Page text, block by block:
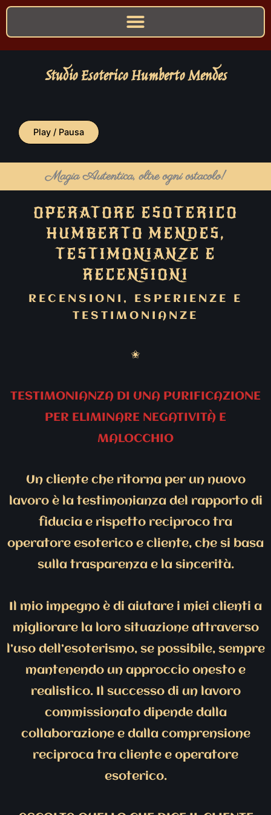
Studio Esoterico Humberto Mendes
Play / Pausa
Magia Autentica, oltre ogni ostacolo!
OPERATORE ESOTERICO
HUMBERTO MENDES,
TESTIMONIANZE E
RECENSIONI
RECENSIONI, ESPERIENZE E
TESTIMONIANZE
✬
TESTIMONIANZA DI UNA PURIFICAZIONE
PER ELIMINARE NEGATIVITÀ E
MALOCCHIO
Un cliente che ritorna per un nuovo
lavoro è la testimonianza del rapporto di
fiducia e rispetto reciproco tra
operatore esoterico e cliente, che si basa
sulla trasparenza e la sincerità.
Il mio impegno è di aiutare i miei clienti a
migliorare la loro situazione attraverso
l’uso dell’esoterismo, se possibile, sempre
mantenendo un approccio onesto e
realistico. Il successo di un lavoro
commissionato dipende dalla
collaborazione e dalla comprensione
reciproca tra cliente e operatore
esoterico.